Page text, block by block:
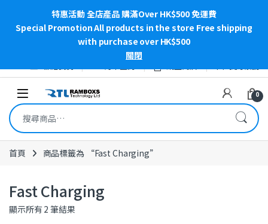
特惠活動 全店產品 購滿Over HK$500 免運費
Special Promotion All products in the store Free shipping
with purchase over HK$500
關閉
Open 0
搜尋關鍵字:
首頁 商品標籤為 “Fast Charging”
Fast Charging
顯示所有 2 筆結果依最新項目排序